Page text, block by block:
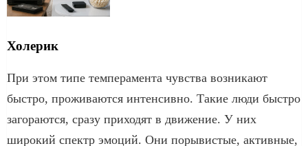
Холерик
При этом типе темперамента чувства возникают
быстро, проживаются интенсивно. Такие люди быстро
загораются, сразу приходят в движение. У них
широкий спектр эмоций. Они порывистые, активные,